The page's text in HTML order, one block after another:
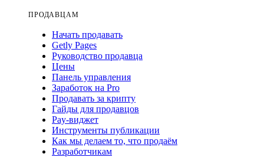
ПРОДАВЦАМ
Начать продавать
Getly Pages
Руководство продавца
Цены
Панель управления
Заработок на Pro
Продавать за крипту
Гайды для продавцов
Pay-виджет
Инструменты публикации
Как мы делаем то, что продаём
Разработчикам